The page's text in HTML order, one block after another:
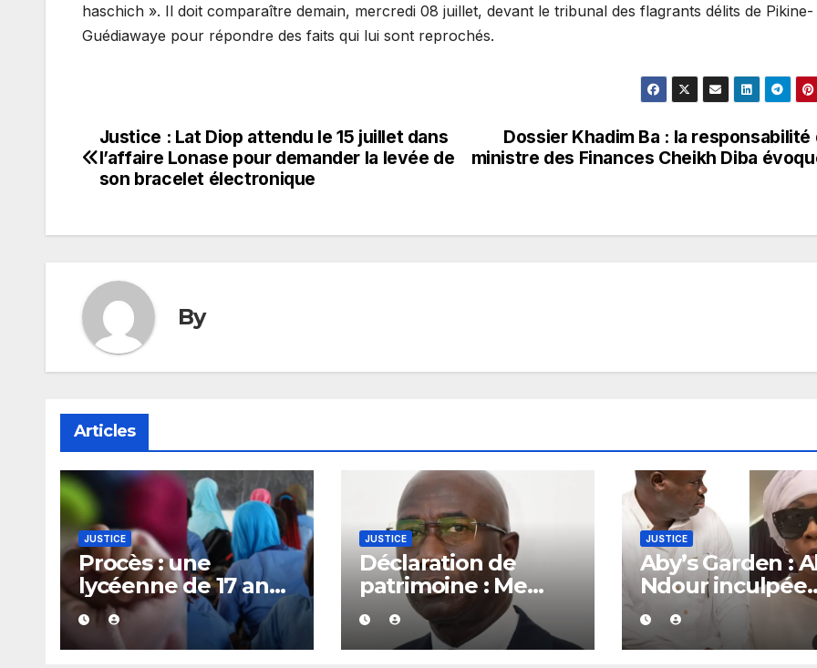
haschich ». Il doit comparaître demain, mercredi 08 juillet, devant le tribunal des flagrants délits de Pikine-
Guédiawaye pour répondre des faits qui lui sont reprochés.
Navigation
de
Dossier Khadim Ba : la responsabilité
ministre des Finances Cheikh Diba
Justice : Lat Diop attendu le 15 juillet dans
l’affaire Lonase pour demander la levée de
son bracelet électronique
By
Articles
JUSTICE
Procès : une
lycéenne de 17 ans
jugée après la
découverte d’un
bébé caché sous un
JUSTICE
Déclaration de
patrimoine : Me
Moussa Sarr met en
garde les
récalcitrants
JUSTICE
Aby’s Garden :
Ndour inculpée
pour abus de
sociaux dans
affaire portant